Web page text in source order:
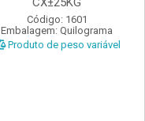
Código: 1601
Embalagem: Quilograma
Produto de peso variável